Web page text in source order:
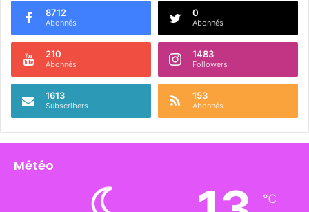
8712
Abonnés
0
Abonnés
210
Abonnés
1483
Followers
1613
Subscribers
153
Abonnés
Météo
℃